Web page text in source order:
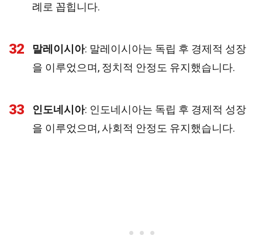
례로 꼽힙니다.
32 말레이시아: 말레이시아는 독립 후 경제적 성장
을 이루었으며, 정치적 안정도 유지했습니다.
33 인도네시아: 인도네시아는 독립 후 경제적 성장
을 이루었으며, 사회적 안정도 유지했습니다.